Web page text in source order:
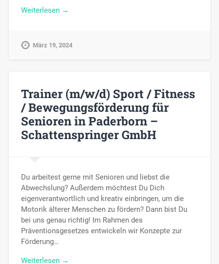
Weiterlesen →
März 19, 2024
Trainer (m/w/d) Sport / Fitness
/ Bewegungsförderung für
Senioren in Paderborn –
Schattenspringer GmbH
Du arbeitest gerne mit Senioren und liebst die
Abwechslung? Außerdem möchtest Du Dich
eigenverantwortlich und kreativ einbringen, um die
Motorik älterer Menschen zu fördern? Dann bist Du
bei uns genau richtig! Im Rahmen des
Präventionsgesetzes entwickeln wir Konzepte zur
Förderung…
Weiterlesen →